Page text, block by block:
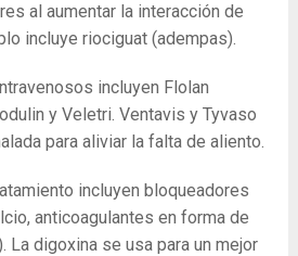
al aumentar la interacción de
incluye riociguat (adempas).
incluyen Flolan
y Veletri. Ventavis y Tyvaso
para aliviar la falta de aliento.
incluyen bloqueadores
anticoagulantes en forma de
La digoxina se usa para un mejor